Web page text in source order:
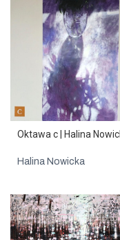
Oktawa c | Halina
Halina Nowicka